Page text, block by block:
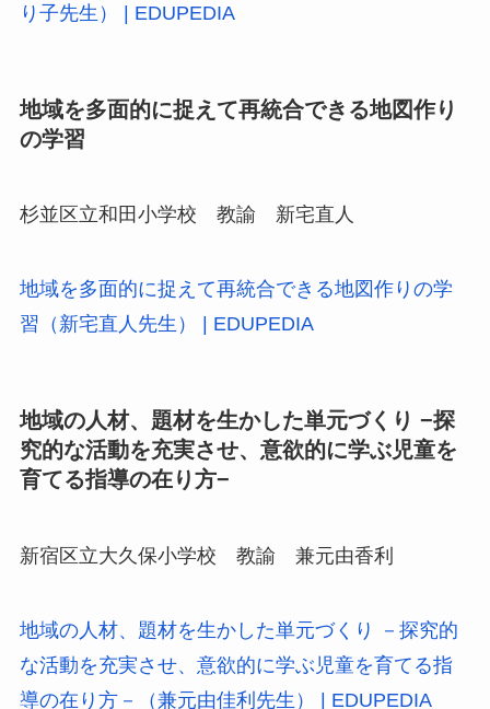
り子先生） | EDUPEDIA
地域を多面的に捉えて再統合できる地図作り
の学習
杉並区立和田小学校 教諭 新宅直人
地域を多面的に捉えて再統合できる地図作りの学
習（新宅直人先生） | EDUPEDIA
地域の人材、題材を生かした単元づくり −探
究的な活動を充実させ、意欲的に学ぶ児童を
育てる指導の在り方−
新宿区立大久保小学校 教諭 兼元由香利
地域の人材、題材を生かした単元づくり －探究的
な活動を充実させ、意欲的に学ぶ児童を育てる指
導の在り方－（兼元由佳利先生） | EDUPEDIA